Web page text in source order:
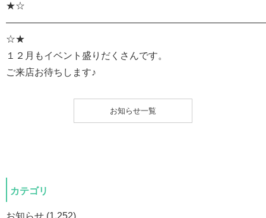
★☆
☆★
１２月もイベント盛りだくさんです。
ご来店お待ちします♪
お知らせ一覧
カテゴリ
お知らせ (1,252)